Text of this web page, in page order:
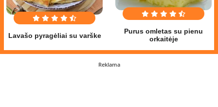
Lavašo pyragėliai su varške
Purus omletas su pienu
orkaitėje
Reklama